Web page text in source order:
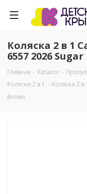
Коляска 2 в 1
6557 2026
Главная - Каталог -
Коляски 2 в 1 - Коляска 2 в
Brown